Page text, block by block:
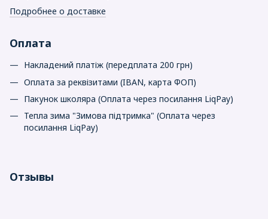
Подробнее о доставке
Оплата
Накладений платіж (передплата 200 грн)
Оплата за реквізитами (IBAN, карта ФОП)
Пакунок школяра (Оплата через посилання LiqPay)
Тепла зима "Зимова підтримка" (Оплата через
посилання LiqPay)
Отзывы